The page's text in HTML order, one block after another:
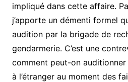
impliqué dans cette affaire.
j’apporte un démenti formel
audition par la brigade de
gendarmerie. C’est une
comment peut-on
à l’étranger au moment des